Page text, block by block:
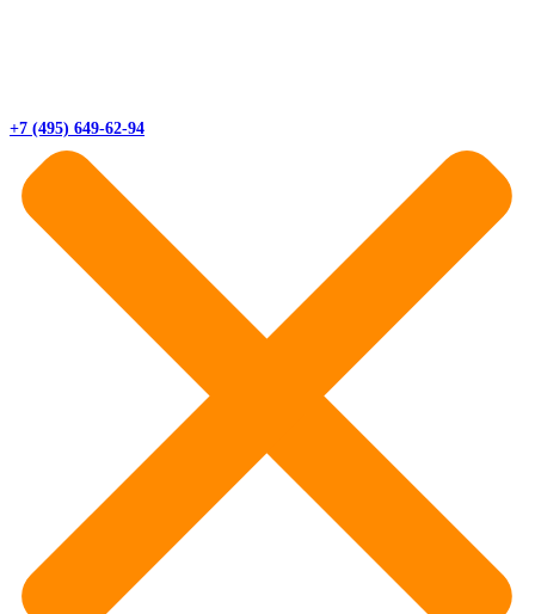
+7 (495) 649-62-94